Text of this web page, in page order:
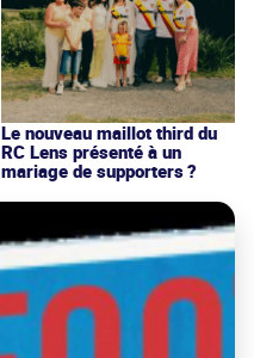
Le nouveau maillot third du
RC Lens présenté à un
mariage de supporters ?